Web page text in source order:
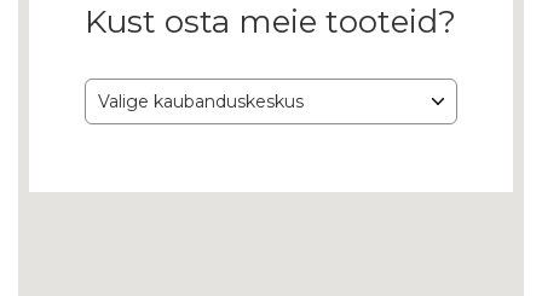
Kust osta meie tooteid?